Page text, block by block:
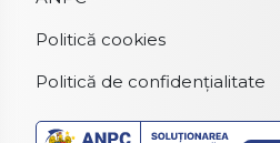
Politică cookies
Politică de confidențialitate